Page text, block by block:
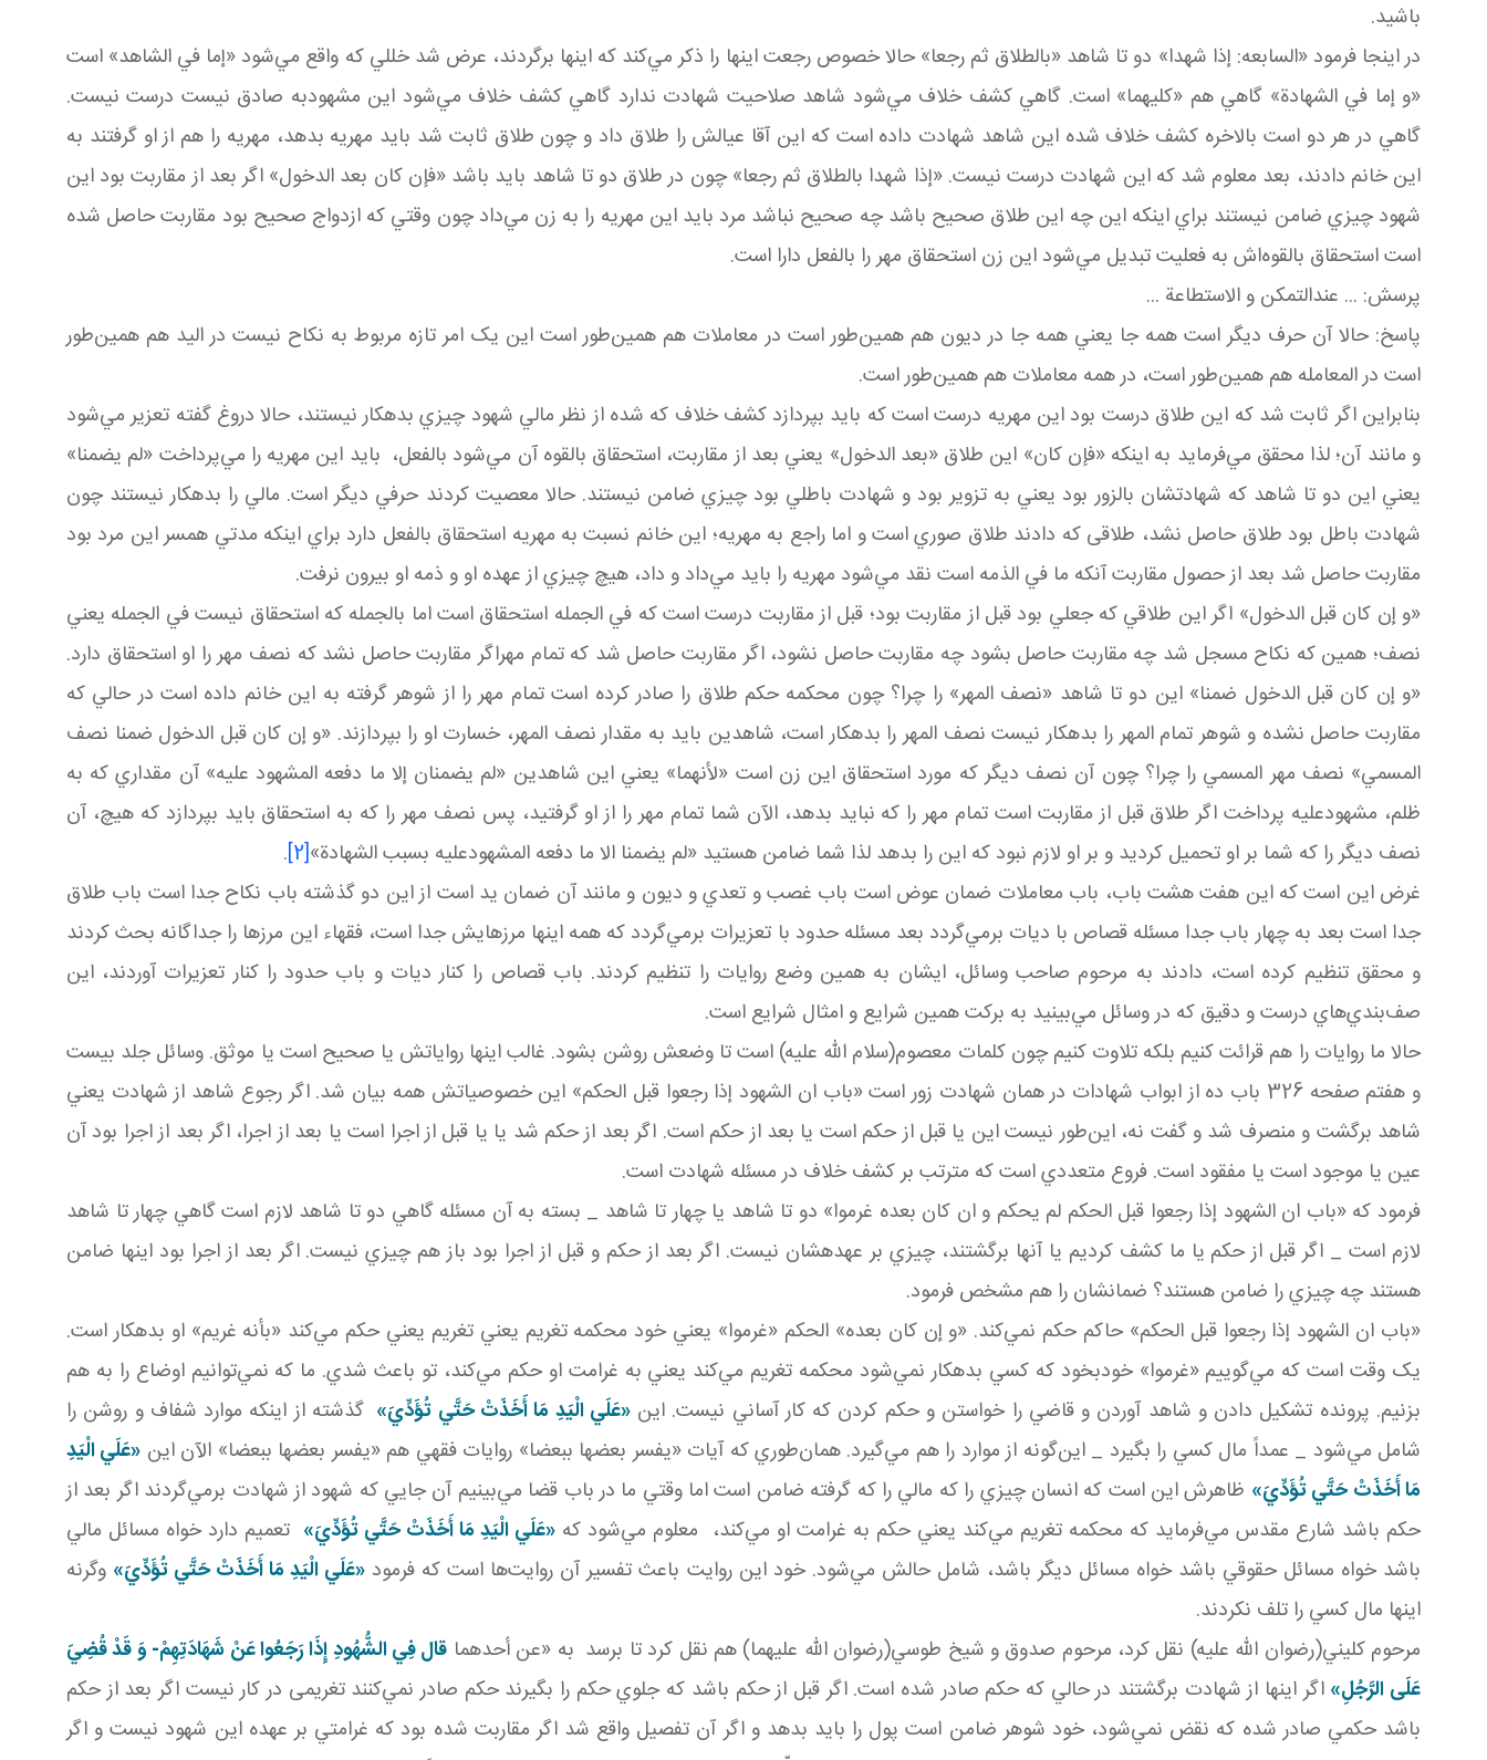
باشيد.
در اينجا فرمود «السابعه: إذا شهدا» دو تا شاهد «بالطلاق ثم رجعا» حالا خصوص رجعت اينها را ذکر مي‌کند که اينها برگردند، عرض شد خللي که واقع مي‌شود «إما في الشاهد» است
«و إما في الشهادة» گاهي هم «کليهما» است. گاهي کشف خلاف مي‌شود شاهد صلاحيت شهادت ندارد گاهي کشف خلاف مي‌شود اين مشهودبه صادق نيست درست نيست.
گاهي در هر دو است بالاخره کشف خلاف شده اين شاهد شهادت داده است که اين آقا عيالش را طلاق داد و چون طلاق ثابت شد بايد مهريه بدهد، مهريه را هم از او گرفتند به
اين خانم دادند، بعد معلوم شد که اين شهادت درست نيست. «إذا شهدا بالطلاق ثم رجعا» چون در طلاق دو تا شاهد بايد باشد «فإن کان بعد الدخول» اگر بعد از مقاربت بود اين
شهود چيزي ضامن نيستند براي اينکه اين چه اين طلاق صحيح باشد چه صحيح نباشد مرد بايد اين مهريه را به زن مي‌داد چون وقتي که ازدواج صحيح بود مقاربت حاصل شده
است استحقاق بالقوه‌اش به فعليت تبديل مي‌شود اين زن استحقاق مهر را بالفعل دارا است.
پرسش: ... عندالتمکن و الاستطاعة ...
پاسخ: حالا آن حرف ديگر است همه جا يعني همه جا در ديون هم همين‌طور است در معاملات هم همين‌طور است اين يک امر تازه مربوط به نکاح نيست در اليد هم همين‌طور
است در المعامله هم همين‌طور است، در همه معاملات هم همين‌طور است.
بنابراين اگر ثابت شد که اين طلاق درست بود اين مهريه درست است که بايد بپردازد کشف خلاف که شده از نظر مالي شهود چيزي بدهکار نيستند، حالا دروغ گفته تعزير مي‌شود
و مانند آن؛ لذا محقق مي‌فرمايد به اينکه «فإن کان» اين طلاق «بعد الدخول» يعني بعد از مقاربت، استحقاق بالقوه آن مي‌شود بالفعل، بايد اين مهريه را مي‌پرداخت «لم يضمنا»
يعني اين دو تا شاهد که شهادتشان بالزور بود يعني به تزوير بود و شهادت باطلي بود چيزي ضامن نيستند. حالا معصيت کردند حرفي ديگر است. مالي را بدهکار نيستند چون
شهادت باطل بود طلاق حاصل نشد، طلاقی که دادند طلاق صوري است و اما راجع به مهريه؛ اين خانم نسبت به مهريه استحقاق بالفعل دارد براي اينکه مدتي همسر اين مرد بود
مقاربت حاصل شد بعد از حصول مقاربت آنکه ما في الذمه است نقد مي‌شود مهريه را بايد مي‌داد و داد، هيچ چيزي از عهده او و ذمه او بيرون نرفت.
«و إن کان قبل الدخول» اگر اين طلاقي که جعلي بود قبل از مقاربت بود؛ قبل از مقاربت درست است که في الجمله استحقاق است اما بالجمله که استحقاق نيست في الجمله يعني
نصف؛ همين که نکاح مسجل شد چه مقاربت حاصل بشود چه مقاربت حاصل نشود، اگر مقاربت حاصل شد که تمام مهراگر مقاربت حاصل نشد که نصف مهر را او استحقاق دارد.
«و إن کان قبل الدخول ضمنا» اين دو تا شاهد «نصف المهر» را چرا؟ چون محکمه حکم طلاق را صادر کرده است تمام مهر را از شوهر گرفته به اين خانم داده است در حالي که
مقاربت حاصل نشده و شوهر تمام المهر را بدهکار نيست نصف المهر را بدهکار است، شاهدين بايد به مقدار نصف المهر، خسارت او را بپردازند. «و إن کان قبل الدخول ضمنا نصف
المسمي» نصف مهر المسمي را چرا؟ چون آن نصف ديگر که مورد استحقاق اين زن است «لأنهما» يعني اين شاهدين «لم يضمنان إلا ما دفعه المشهود عليه» آن مقداري که به
ظلم، مشهودعليه پرداخت اگر طلاق قبل از مقاربت است تمام مهر را که نبايد بدهد، الآن شما تمام مهر را از او گرفتيد، پس نصف مهر را که به استحقاق بايد بپردازد که هيچ، آن
نصف ديگر را که شما بر او تحميل کرديد و بر او لازم نبود که اين را بدهد لذا شما ضامن هستيد «لم يضمنا الا ما دفعه المشهودعليه بسبب الشهادة»[2]
.
غرض اين است که اين هفت هشت باب، باب معاملات ضمان عوض است باب غصب و تعدي و ديون و مانند آن ضمان يد است از اين دو گذشته باب نکاح جدا است باب طلاق
جدا است بعد به چهار باب جدا مسئله قصاص با ديات برمي‌گردد بعد مسئله حدود با تعزيرات برمي‌گردد که همه اينها مرزهايش جدا است، فقهاء اين مرزها را جداگانه بحث کردند
و محقق تنظيم کرده است، دادند به مرحوم صاحب وسائل، ايشان به همين وضع روايات را تنظيم کردند. باب قصاص را کنار ديات و باب حدود را کنار تعزيرات آوردند، اين
صف‌بندي‌هاي درست و دقيق که در وسائل مي‌بينيد به برکت همين شرايع و امثال شرايع است.
حالا ما روايات را هم قرائت کنيم بلکه تلاوت کنيم چون کلمات معصوم(سلام الله عليه) است تا وضعش روشن بشود. غالب اينها رواياتش يا صحيح است يا موثق. وسائل جلد بيست
و هفتم صفحه 326 باب ده از ابواب شهادات در همان شهادت زور است «باب ان الشهود إذا رجعوا قبل الحکم» اين خصوصياتش همه بيان شد. اگر رجوع شاهد از شهادت يعني
شاهد برگشت و منصرف شد و گفت نه، اين‌طور نيست اين يا قبل از حکم است يا بعد از حکم است. اگر بعد از حکم شد يا يا قبل از اجرا است يا بعد از اجرا، اگر بعد از اجرا بود آن
عين يا موجود است يا مفقود است. فروع متعددي است که مترتب بر کشف خلاف در مسئله شهادت است.
فرمود که «باب ان الشهود إذا رجعوا قبل الحکم لم يحكم و ان كان بعده غرموا» دو تا شاهد يا چهار تا شاهد _ بسته به آن مسئله گاهي دو تا شاهد لازم است گاهي چهار تا شاهد
لازم است _ اگر قبل از حکم يا ما کشف کرديم يا آنها برگشتند، چيزي بر عهده­شان نيست. اگر بعد از حکم و قبل از اجرا بود باز هم چيزي نيست. اگر بعد از اجرا بود اينها ضامن
هستند چه چيزي را ضامن‌ هستند؟ ضمانشان را هم مشخص فرمود.
«باب ان الشهود إذا رجعوا قبل الحکم» حاکم حکم نمي‌کند. «و إن کان بعده» الحکم «غرموا» يعني خود محکمه تغريم يعني تغريم يعني حکم مي‌کند «بأنه غريم» او بدهکار است.
يک وقت است که مي‌گوييم «غرموا» خودبخود که کسي بدهکار نمي‌شود محکمه تغريم مي‌کند يعني به غرامت او حکم مي‌کند، تو باعث شدي. ما که نمي‌توانيم اوضاع را به هم
بزنيم. پرونده تشکيل دادن و شاهد آوردن و قاضي را خواستن و حکم کردن که کار آساني نيست. اين«عَلَي الْيَدِ مَا أَخَذَتْ حَتَّي تُؤَدِّيَ» گذشته از اينکه موارد شفاف و روشن را
شامل مي‌شود _ عمداً مال کسي را بگيرد _ اين‌گونه از موارد را هم مي‌گيرد. همان‌طوري که آيات «يفسر بعضها ببعضا» روايات فقهي هم «يفسر بعضها ببعضا» الآن اين «عَلَي الْيَدِ
مَا أَخَذَتْ حَتَّي تُؤَدِّيَ» ظاهرش اين است که انسان چيزي را که مالي را که گرفته ضامن است اما وقتي ما در باب قضا مي‌بينيم آن جايي که شهود از شهادت برمي‌گردند اگر بعد از
حکم باشد شارع مقدس مي‌فرمايد که محکمه تغريم مي‌کند يعني حکم به غرامت او مي‌کند، معلوم مي‌شود که «عَلَي الْيَدِ مَا أَخَذَتْ حَتَّي تُؤَدِّيَ» تعميم دارد خواه مسائل مالي
باشد خواه مسائل حقوقي باشد خواه مسائل ديگر باشد، شامل حالش مي‌شود. خود اين روايت باعث تفسير آن روايت‌ها است که فرمود «عَلَي الْيَدِ مَا أَخَذَتْ حَتَّي تُؤَدِّيَ» وگرنه
اينها مال کسي را تلف نکردند.
مرحوم کليني(رضوان الله عليه) نقل کرد، مرحوم صدوق و شيخ طوسي(رضوان الله عليهما) هم نقل کرد تا برسد به «عن أحدهما قال فِي الشُّهُودِ إِذَا رَجَعُوا عَنْ شَهَادَتِهِمْ- وَ قَدْ قُضِيَ
عَلَى الرَّجُلِ» اگر اينها از شهادت برگشتند در حالي که حکم صادر شده است. اگر قبل از حکم باشد که جلوي حکم را بگيرند حکم صادر نمي‌کنند تغريمی در کار نيست اگر بعد از حکم
باشد حکمي صادر شده که نقض نمي‌شود، خود شوهر ضامن است پول را بايد بدهد و اگر آن تفصيل واقع شد اگر مقاربت شده بود که غرامتي بر عهده اين شهود نيست و اگر